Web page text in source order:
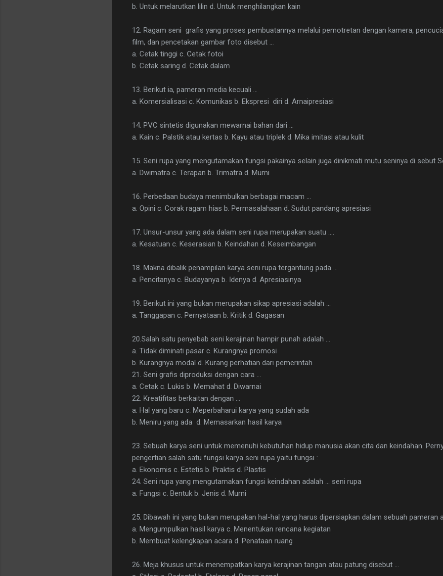
b. Untuk melarutkan lilin d. Untuk menghilangkan kain
12. Ragam seni grafis yang proses pembuatannya melalui pemotretan dengan kamera,
film, dan pencetakan gambar foto disebut …
a. Cetak tinggi c. Cetak fotoi
b. Cetak saring d. Cetak dalam
13. Berikut ia, pameran media kecuali …
a. Komersialisasi c. Komunikas b. Ekspresi diri d. Arnaipresiasi
14. PVC sintetis digunakan mewarnai bahan dari …
a. Kain c. Palstik atau kertas b. Kayu atau triplek d. Mika imitasi atau kulit
15. Seni rupa yang mengutamakan fungsi pakainya selain juga dinikmati mutu seninya di sebut
a. Dwimatra c. Terapan b. Trimatra d. Murni
16. Perbedaan budaya menimbulkan berbagai macam ...
a. Opini c. Corak ragam hias b. Permasalahaan d. Sudut pandang apresiasi
17. Unsur-unsur yang ada dalam seni rupa merupakan suatu ....
a. Kesatuan c. Keserasian b. Keindahan d. Keseimbangan
18. Makna dibalik penampilan karya seni rupa tergantung pada ...
a. Pencitanya c. Budayanya b. Idenya d. Apresiasinya
19. Berikut ini yang bukan merupakan sikap apresiasi adalah ...
a. Tanggapan c. Pernyataan b. Kritik d. Gagasan
20.Salah satu penyebab seni kerajinan hampir punah adalah ...
a. Tidak diminati pasar c. Kurangnya promosi
b. Kurangnya modal d. Kurang perhatian dari pemerintah
21. Seni grafis diproduksi dengan cara ...
a. Cetak c. Lukis b. Memahat d. Diwarnai
22. Kreatifitas berkaitan dengan ...
a. Hal yang baru c. Meperbaharui karya yang sudah ada
b. Meniru yang ada d. Memasarkan hasil karya
23. Sebuah karya seni untuk memenuhi kebutuhan hidup manusia akan cita dan keindahan.
pengertian salah satu fungsi karya seni rupa yaitu fungsi :
a. Ekonomis c. Estetis b. Praktis d. Plastis
24. Seni rupa yang mengutamakan fungsi keindahan adalah ... seni rupa
a. Fungsi c. Bentuk b. Jenis d. Murni
25. Dibawah ini yang bukan merupakan hal-hal yang harus dipersiapkan dalam sebuah pameran
a. Mengumpulkan hasil karya c. Menentukan rencana kegiatan
b. Membuat kelengkapan acara d. Penataan ruang
26. Meja khusus untuk menempatkan karya kerajinan tangan atau patung disebut ...